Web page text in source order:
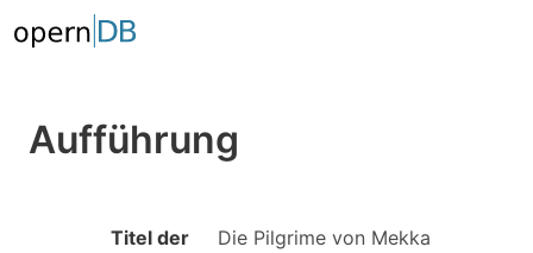
Aufführung
Titel der
Die Pilgrime von Mekka